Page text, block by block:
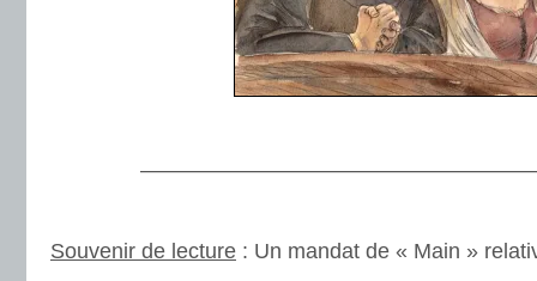
Souvenir de lecture : Un mandat de « Main »